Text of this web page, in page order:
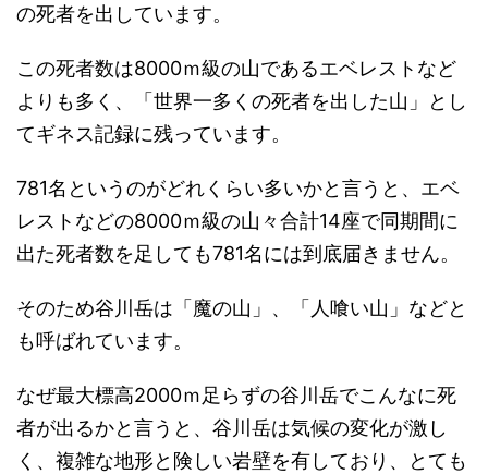
の死者を出しています。
この死者数は8000ｍ級の山であるエベレストなど
よりも多く、「世界一多くの死者を出した山」とし
てギネス記録に残っています。
781名というのがどれくらい多いかと言うと、エベ
レストなどの8000ｍ級の山々合計14座で同期間に
出た死者数を足しても781名には到底届きません。
そのため谷川岳は「魔の山」、「人喰い山」などと
も呼ばれています。
なぜ最大標高2000ｍ足らずの谷川岳でこんなに死
者が出るかと言うと、谷川岳は気候の変化が激し
く、複雑な地形と険しい岩壁を有しており、とても